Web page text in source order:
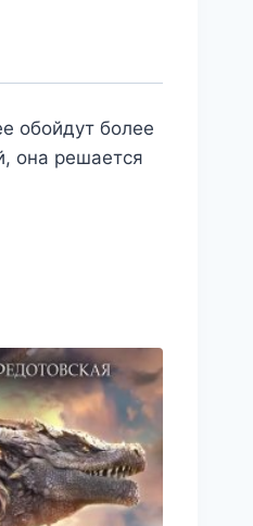
обойдут более
она решается